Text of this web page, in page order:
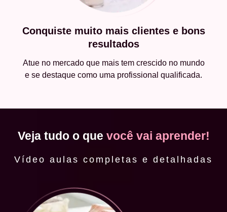
Conquiste muito mais clientes e bons
resultados
Atue no mercado que mais tem crescido no mundo
e se destaque como uma profissional qualificada.
Veja tudo o que você vai aprender!
Vídeo aulas completas e detalhadas